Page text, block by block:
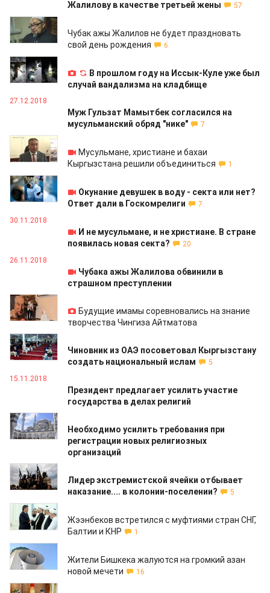
Жалилову в качестве третьей жены
57
21.01.2019
Чубак ажы Жалилов не будет праздновать
свой день рождения
6
12.01.2019
В прошлом году на Иссык-Куле уже был
случай вандализма на кладбище
27.12.2018
Муж Гульзат Мамытбек согласился на
мусульманский обряд "нике"
7
10.12.2018
Мусульмане, христиане и бахаи
Кыргызстана решили объединиться
1
04.12.2018
Окунание девушек в воду - секта или нет?
Ответ дали в Госкомрелиги
7
30.11.2018
И не мусульмане, и не христиане. В стране
появилась новая секта?
20
26.11.2018
Чубака ажы Жалилова обвинили в
страшном преступлении
23.11.2018
Будущие имамы соревновались на знание
творчества Чингиза Айтматова
15.11.2018
Чиновник из ОАЭ посоветовал Кыргызстану
создать национальный ислам
5
15.11.2018
Президент предлагает усилить участие
государства в делах религий
15.11.2018
Необходимо усилить требования при
регистрации новых религиозных
организаций
01.10.2018
Лидер экстремистской ячейки отбывает
наказание.... в колонии-поселении?
5
14.09.2018
Жээнбеков встретился с муфтиями стран СНГ,
Балтии и КНР
1
07.09.2018
Жители Бишкека жалуются на громкий азан
новой мечети
16
17.08.2018